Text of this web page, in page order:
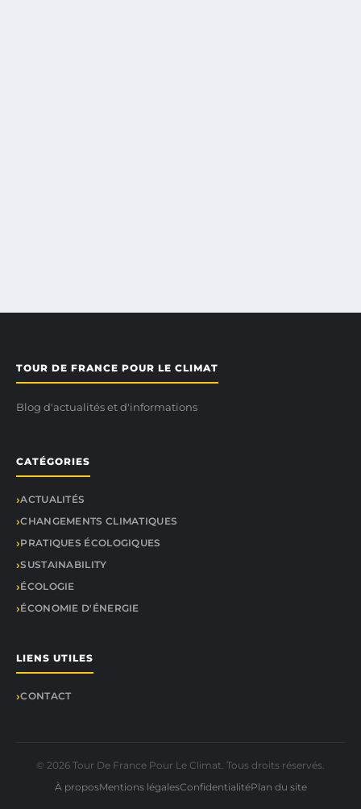
TOUR DE FRANCE POUR LE CLIMAT
Blog d'actualités et d'informations
CATÉGORIES
ACTUALITÉS
CHANGEMENTS CLIMATIQUES
PRATIQUES ÉCOLOGIQUES
SUSTAINABILITY
ÉCOLOGIE
ÉCONOMIE D'ÉNERGIE
LIENS UTILES
CONTACT
© 2026 Tour De France Pour Le Climat. Tous droits réservés.
À proposMentions légalesConfidentialitéPlan du site